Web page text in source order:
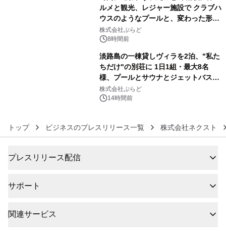
ルメと観光、レジャー施設で クラブハ
ウスのようなプールと、変わった形の
サウナも 「THE BOXY AWAJI」のお
得な素泊まり連泊プランで
株式会社ぷらど
8時間前
淡路島の一棟貸しヴィラを2泊、"私た
ちだけ"の別荘に 1日1組・最大8名
様、プールとサウナとジェットバス付
きで Villa Mon Temps AWAJIの連泊
素泊りプラン
株式会社ぷらど
14時間前
トップ ビジネスのプレスリリース一覧 株式会社ネクスト
プレスリリース配信
サポート
関連サービス